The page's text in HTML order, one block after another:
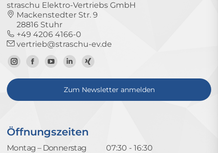
straschu Elektro-Vertriebs GmbH
Mackenstedter Str. 9
28816 Stuhr
+49 4206 4166-0
vertrieb@straschu-ev.de
Zum
Instagram-
Zur
Facebook-
Zum
YouTube-
Kanal
Zum
LinkedIn-
Profil
Zum
Xing-
Profil
Zum Newsletter anmelden
Öffnungszeiten
Montag – Donnerstag
07:30 - 16:30